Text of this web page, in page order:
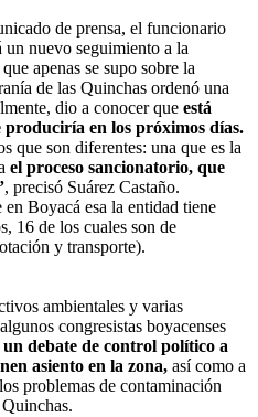
de prensa, el funcionario
nuevo seguimiento a la
apenas se supo sobre la
de las Quinchas ordenó una
dio a conocer que está
produciría en los próximos días.
que son diferentes: una que es la
el proceso sancionatorio, que
, precisó Suárez Castaño.
Boyacá esa la entidad tiene
16 de los cuales son de
y transporte).
ambientales y varias
congresistas boyacenses
un debate de control político a
asiento en la zona, así como a
problemas de contaminación